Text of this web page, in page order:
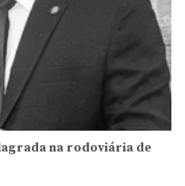
na rodoviária de